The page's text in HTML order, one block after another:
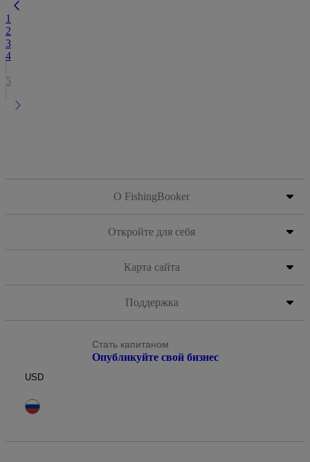
1
2
3
4
5
О FishingBooker
Откройте для себя
Карта сайта
Поддержка
Стать капитаном
Опубликуйте свой бизнес
USD